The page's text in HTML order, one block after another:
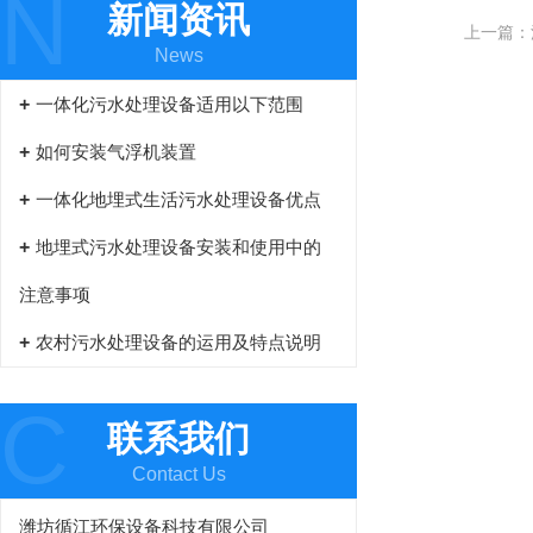
新闻资讯
News
一体化污水处理设备适用以下范围
如何安装气浮机装置
一体化地埋式生活污水处理设备优点
地埋式污水处理设备安装和使用中的
注意事项
农村污水处理设备的运用及特点说明
联系我们
Contact Us
潍坊循江环保设备科技有限公司
上一篇：